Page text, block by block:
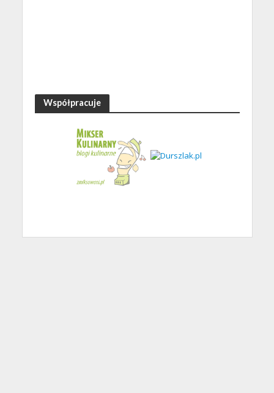
Współpracuje